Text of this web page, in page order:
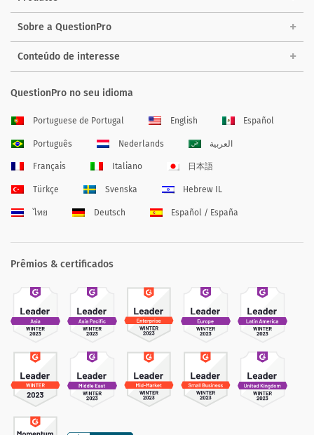
Sobre a QuestionPro
Conteúdo de interesse
QuestionPro no seu idioma
Portuguese de Portugal English Español
Português Nederlands العربية
Français Italiano 日本語
Türkçe Svenska Hebrew IL
ไทย Deutsch Español / España
Prêmios & certificados